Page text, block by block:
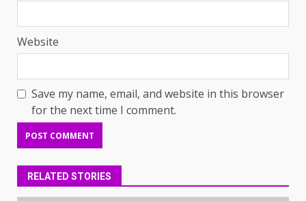
Website
Save my name, email, and website in this browser
for the next time I comment.
RELATED STORIES